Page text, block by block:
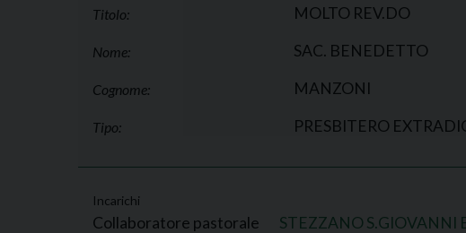
Titolo: MOLTO REV.DO
Nome: SAC. BENEDETTO
Cognome: MANZONI
Tipo: PRESBITERO
Incarichi
Collaboratore pastorale STEZZANO S.GIOVANNI